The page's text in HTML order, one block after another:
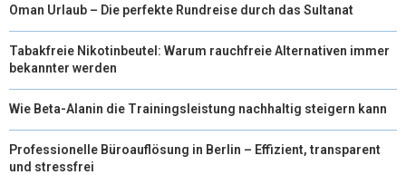
Oman Urlaub – Die perfekte Rundreise durch das Sultanat
Tabakfreie Nikotinbeutel: Warum rauchfreie Alternativen immer
bekannter werden
Wie Beta-Alanin die Trainingsleistung nachhaltig steigern kann
Professionelle Büroauflösung in Berlin – Effizient, transparent
und stressfrei